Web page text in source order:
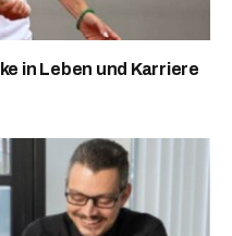
in Leben und Karriere